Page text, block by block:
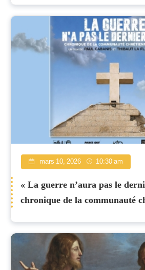
mars 10, 2026 10:30 am
« La guerre n’aura pas le
chronique de la communauté